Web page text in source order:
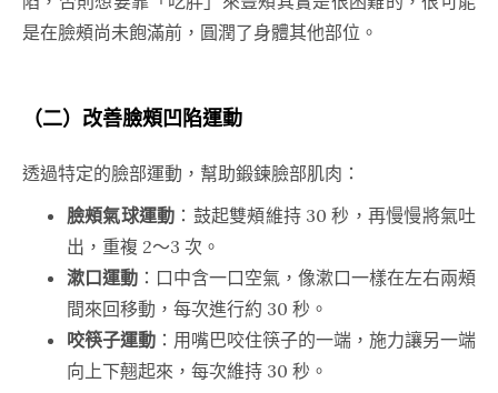
是在臉頰尚未飽滿前，圓潤了身體其他部位。
（二）改善臉頰凹陷運動
透過特定的臉部運動，幫助鍛鍊臉部肌肉：
臉頰氣球運動 ：鼓起雙頰維持 30 秒，再慢慢將氣吐
出，重複 2～3 次。
漱口運動 ：口中含一口空氣，像漱口一樣在左右兩頰
間來回移動，每次進行約 30 秒。
咬筷子運動 ：用嘴巴咬住筷子的一端，施力讓另一端
向上下翹起來，每次維持 30 秒。